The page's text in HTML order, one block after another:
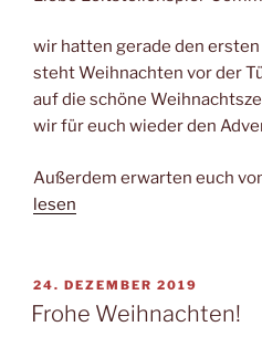
wir hatten gerade den
steht Weihnachten vor der
auf die schöne
wir für euch wieder den
Außerdem erwarten euch
lesen
VERÖFFENTLICHT
AM
24. DEZEMBER 2019
Frohe Weihnachten!